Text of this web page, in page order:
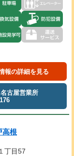
報の詳細を見る
古屋営業所
高根
丁目57